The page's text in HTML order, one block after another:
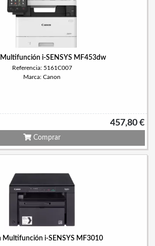
i-SENSYS MF453dw
Referencia: 5161C007
Marca: Canon
457,80 €
Comprar
Multifunción i-SENSYS MF3010